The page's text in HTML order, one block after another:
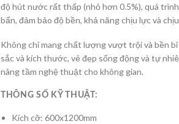
độ hút nước rất thấp (nhỏ hơn 0.5%), quá
bẩn, đảm bảo độ bền, khả năng chịu lực và
Không chỉ mang chất lượng vượt trội và bền
sắc và kích thước, vẻ đẹp sống động và tự
nâng tầm nghệ thuật cho không gian.
THÔNG SỐ KỸ THUẬT:
Kích cỡ: 600x1200mm